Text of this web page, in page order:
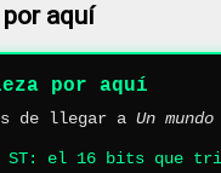
aquí
por aquí
de llegar a Un
el 16 bits que